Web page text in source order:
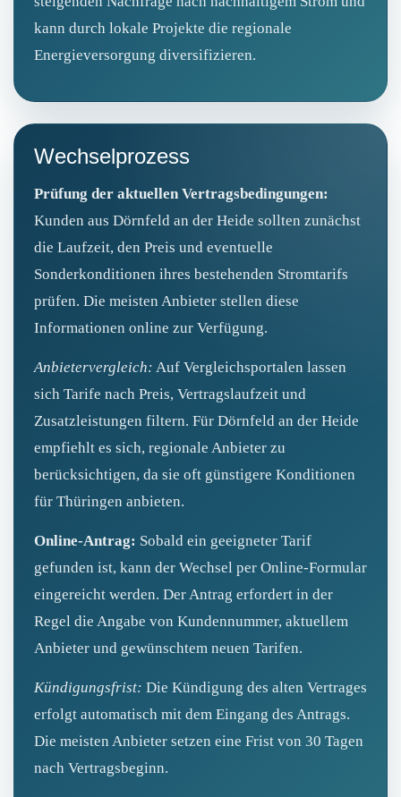
kann durch lokale Projekte die regionale
Energieversorgung diversifizieren.
Wechselprozess
Prüfung der aktuellen Vertragsbedingungen:
Kunden aus Dörnfeld an der Heide sollten zunächst
die Laufzeit, den Preis und eventuelle
Sonderkonditionen ihres bestehenden Stromtarifs
prüfen. Die meisten Anbieter stellen diese
Informationen online zur Verfügung.
Anbietervergleich: Auf Vergleichsportalen lassen
sich Tarife nach Preis, Vertragslaufzeit und
Zusatzleistungen filtern. Für Dörnfeld an der Heide
empfiehlt es sich, regionale Anbieter zu
berücksichtigen, da sie oft günstigere Konditionen
für Thüringen anbieten.
Online-Antrag: Sobald ein geeigneter Tarif
gefunden ist, kann der Wechsel per Online-Formular
eingereicht werden. Der Antrag erfordert in der
Regel die Angabe von Kundennummer, aktuellem
Anbieter und gewünschtem neuen Tarifen.
Kündigungsfrist: Die Kündigung des alten Vertrages
erfolgt automatisch mit dem Eingang des Antrags.
Die meisten Anbieter setzen eine Frist von 30 Tagen
nach Vertragsbeginn.